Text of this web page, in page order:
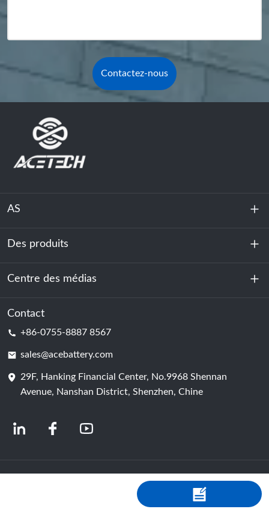
Contactez-nous
AS
À propos de nous
Durabilité
Des produits
Stockage d'énergie
Centre de données et salle des serveurs
Cellule de batterie
Centre des médias
Nouvelles
Contact
+86-0755-8887 8567
sales@acebattery.com
29F, Hanking Financial Center, No.9968 Shennan
Avenue, Nanshan District, Shenzhen, Chine
© 2024 Fabricants chinois de batteries lithium-ion | Usine et entreprise de
batteries au lithium | Batterie ACE, fournie par Shopastro
politique de
-4